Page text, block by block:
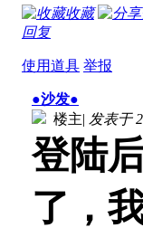
收藏
回复
使用道具 举报
●沙发●
楼主| 发表于
登陆
了，